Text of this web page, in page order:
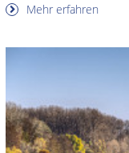
Mehr erfahren